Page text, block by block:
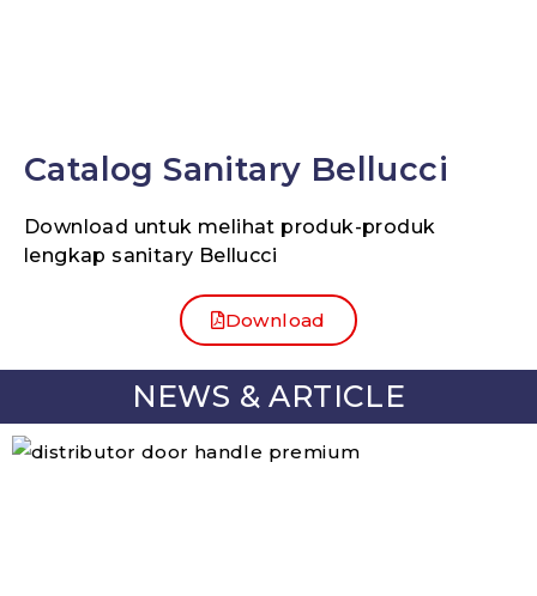
Catalog Sanitary Bellucci
Download untuk melihat produk-produk
lengkap sanitary Bellucci
Download
NEWS & ARTICLE